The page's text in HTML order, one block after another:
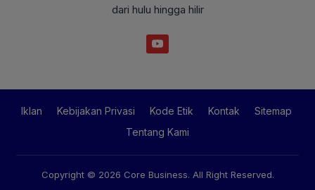
dari hulu hingga hilir
Iklan Kebijakan Privasi Kode Etik Kontak
Sitemap
Tentang Kami
Copyright © 2026 Core Business. All Right Reserved.